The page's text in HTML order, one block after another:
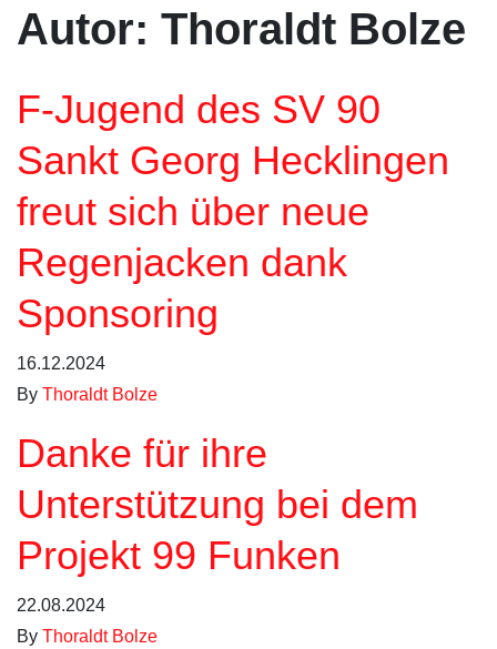
Autor: Thoraldt Bolze
F-Jugend des SV 90
Sankt Georg Hecklingen
freut sich über neue
Regenjacken dank
Sponsoring
16.12.2024
By Thoraldt Bolze
Danke für ihre
Unterstützung bei dem
Projekt 99 Funken
22.08.2024
By Thoraldt Bolze